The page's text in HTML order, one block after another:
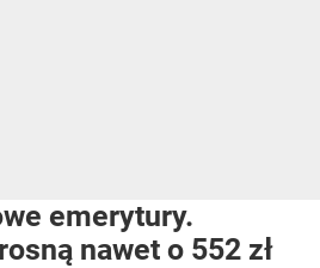
emerytury.
nawet o 552 zł